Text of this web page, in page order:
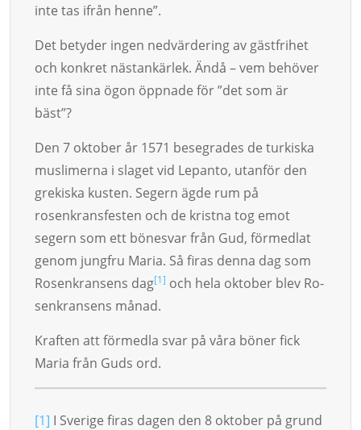
inte tas ifrån henne”.
Det betyder ingen nedvärdering av gästfrihet
och konkret nästan­kärlek. Ändå – vem be­höver
inte få sina ögon öpp­nade för ”det som är
bäst”?
Den 7 oktober år 1571 besegrades de turkiska
musli­mer­na i sla­get vid Le­pan­to, utanför den
grekiska kusten. Segern ägde rum på
rosenkransfesten och de kristna tog emot
segern som ett bö­ne­svar från Gud, förmedlat
ge­nom jungfru Ma­ria. Så firas denna dag som
Rosen­kran­sens dag[1] och hela oktober blev Ro­
sen­kransens månad.
Kraften att förmedla svar på våra böner fick
Maria från Guds ord.
[1] I Sverige firas dagen den 8 oktober på grund